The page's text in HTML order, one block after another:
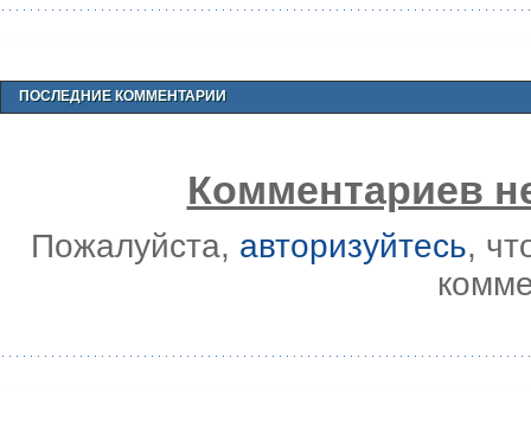
ПОСЛЕДНИЕ КОММЕНТАРИИ
Комментариев
Пожалуйста, авторизуйтесь,